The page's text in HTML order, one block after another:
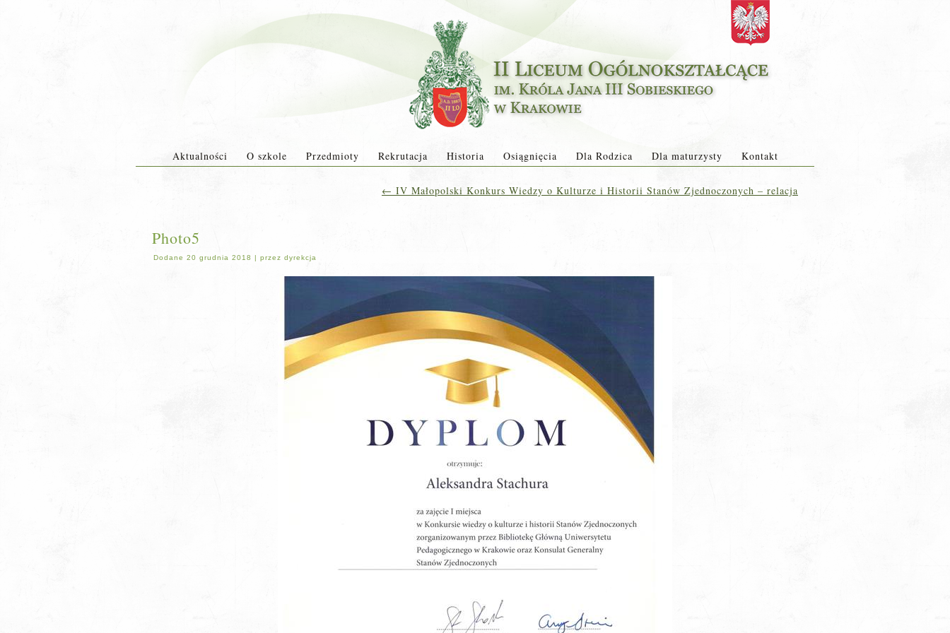
Aktualności O szkole Przedmioty Rekrutacja Historia Osiągnięcia Dla Rodzica Dla maturzysty Kontakt
← IV Małopolski Konkurs Wiedzy o Kulturze i Historii Stanów Zjednoczonych – relacja
Photo5
Dodane 20 grudnia 2018 | przez dyrekcja